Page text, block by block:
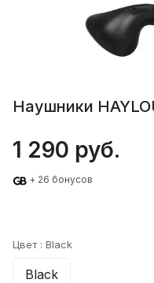
Наушники
1 290 руб.
+ 26 бонусов
Цвет : Black
Black